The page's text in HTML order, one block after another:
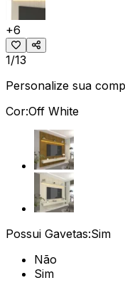
+6
1/13
Personalize sua
Cor:Off White
Possui Gavetas:Sim
Não
Sim